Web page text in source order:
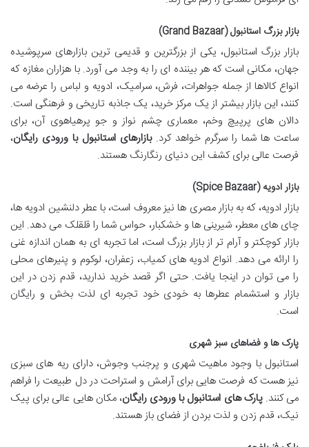
بازار بزرگ استانبول (Grand Bazaar)
بازار بزرگ استانبول، یکی از بزرگترین و قدیمی ترین بازارهای سرپوشیده
جهان، مکانی است که هر بیننده ای را به وجد می آورد. با هزاران مغازه که
انواع کالاها از جمله جواهرات، فرش، سرامیک، ادویه و لباس را عرضه می
کنند، این بازار بیشتر از یک مرکز خرید، یک جاذبه تاریخی و فرهنگی است.
دالان های پرپیچ وخم، معماری چشم نواز و جو پرهیاهوی آن، برای
ساعت ها شما را سرگرم خواهد کرد.بازارهای استانبول با ورودی رایگان،
فرصت عالی برای کشف این دنیای رنگارنگ هستند.
بازار ادویه (Spice Bazaar)
بازار ادویه، که به بازار مصری ها نیز معروف است، با عطر دلنشین ادویه ها،
چای های معطر، شیرینی ها و خشکبار، حواس شما را قلقلک می دهد. این
بازار کوچکتر و آرام تر از بازار بزرگ است، اما تجربه ای به همان اندازه غنی
را ارائه می دهد. انواع ادویه های کمیاب، زعفران، لوکوم و پنیرهای محلی
را می توان در اینجا یافت. حتی اگر قصد خرید ندارید، قدم زدن در این
بازار و استشمام عطرها به خودی خود تجربه ای لذت بخش و رایگان
است.
پارک ها و فضاهای سبز شهری
استانبول با وجود ماهیت شهری و پرجنب وجوش، دارای ریه های سبزی
نیز هست که فرصت هایی برای آرامش و استراحت در دل طبیعت را فراهم
می کنند.پارک های استانبول با ورودی رایگان، مکان هایی عالی برای پیک
نیک، قدم زدن و لذت بردن از فضای باز هستند.